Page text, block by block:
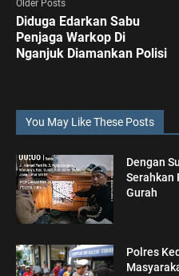
Older Posts
Diduga Edarkan Sabu
Penjaga Warkop Di
Nganjuk Diamankan Polisi
You May Like These Posts
Dengan
Serahkan
Gurah
Polres